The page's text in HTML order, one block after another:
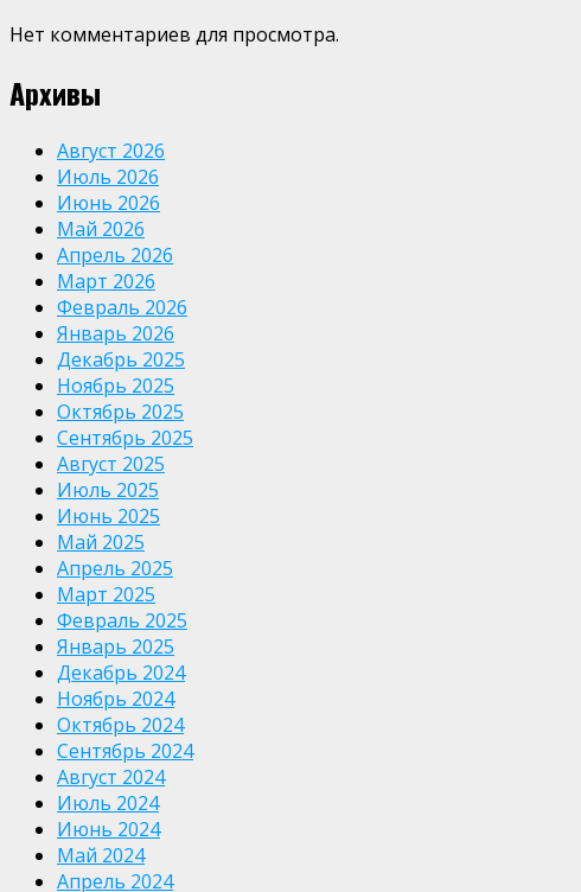
Нет комментариев для просмотра.
Архивы
Август 2026
Июль 2026
Июнь 2026
Май 2026
Апрель 2026
Март 2026
Февраль 2026
Январь 2026
Декабрь 2025
Ноябрь 2025
Октябрь 2025
Сентябрь 2025
Август 2025
Июль 2025
Июнь 2025
Май 2025
Апрель 2025
Март 2025
Февраль 2025
Январь 2025
Декабрь 2024
Ноябрь 2024
Октябрь 2024
Сентябрь 2024
Август 2024
Июль 2024
Июнь 2024
Май 2024
Апрель 2024